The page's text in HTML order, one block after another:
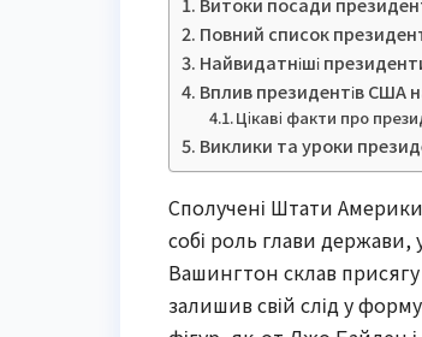
Повний список
Найвидатніші
Вплив президентів США
Цікаві факти про
Виклики та уроки
Сполучені Штати Америки
собі роль глави
Вашингтон склав
залишив свій слід у